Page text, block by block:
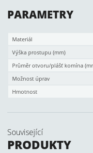
PARAMETRY
Materiál
Výška prostupu (mm)
Průměr otvoru/plášť komína
Možnost úprav
Hmotnost
Související
PRODUKTY